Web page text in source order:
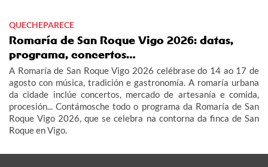
QUECHEPARECE
Romaría de San Roque Vigo 2026: datas,
programa, concertos…
A Romaría de San Roque Vigo 2026 celébrase do 14 ao 17 de
agosto con música, tradición e gastronomía. A romaría urbana
da cidade inclúe concertos, mercado de artesanía e comida,
procesión... Contámosche todo o programa da Romaría de San
Roque Vigo 2026, que se celebra na contorna da finca de San
Roque en Vigo.